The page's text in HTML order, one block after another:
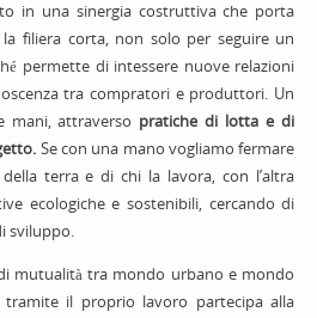
in una sinergia costruttiva che porta
filiera corta, non solo per seguire un
permette di intessere nuove relazioni
tra compratori e produttori. Un
mani, attraverso pratiche di lotta e di
Se con una mano vogliamo fermare
terra e di chi la lavora, con l’altra
ecologiche e sostenibili, cercando di
sviluppo.
mutualità tra mondo urbano e mondo
il proprio lavoro partecipa alla